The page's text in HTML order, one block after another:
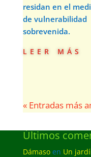
residan en el
de vulnerabilidad
sobrevenida.
leer más
« Entradas más
Últimos
Dámasoen Un